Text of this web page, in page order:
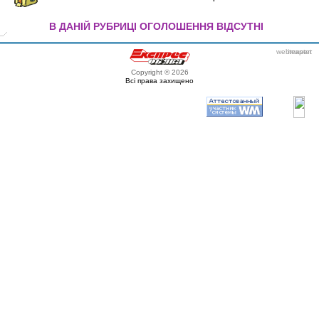
В ДАНІЙ РУБРИЦІ ОГОЛОШЕННЯ ВІДСУТНІ
Copyright © 2026
Всі права захищено
webmaster
itexpert